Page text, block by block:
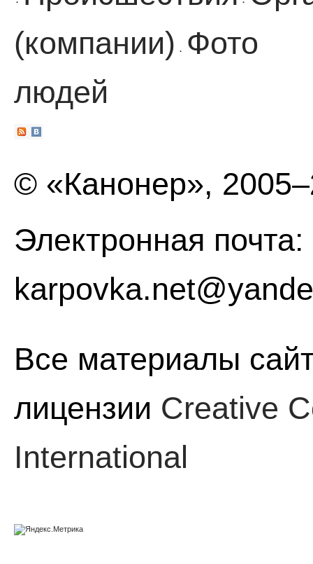
· ·
(компании)
·
Фото
людей
© «Канонер»,
Электронная почта:
Все материалы
лицензии Creative
International